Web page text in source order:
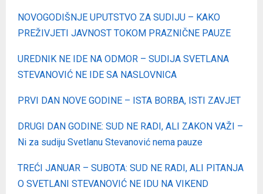
NOVOGODIŠNJE UPUTSTVO ZA SUDIJU – KAKO
PREŽIVJETI JAVNOST TOKOM PRAZNIČNE PAUZE
UREDNIK NE IDE NA ODMOR – SUDIJA SVETLANA
STEVANOVIĆ NE IDE SA NASLOVNICA
PRVI DAN NOVE GODINE – ISTA BORBA, ISTI ZAVJET
DRUGI DAN GODINE: SUD NE RADI, ALI ZAKON VAŽI –
Ni za sudiju Svetlanu Stevanović nema pauze
TREĆI JANUAR – SUBOTA: SUD NE RADI, ALI PITANJA
O SVETLANI STEVANOVIĆ NE IDU NA VIKEND